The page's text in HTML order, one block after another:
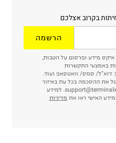
בקרוב אצלכם
הרשמה
איקס מידע ופרסום על הטבות,
באמצעי התקשרות
דוא"ל/ סמס/ וואטסאפ ועוד.
את ההסכמה בכל עת באיזור
האישי או בפנייה לsupport@terminalx.com. למידע
האישי ראו את מדיניות